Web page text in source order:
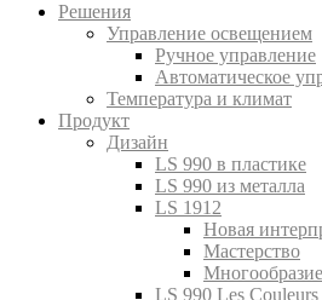
Решения
Управление освещением
Ручное управление
Автоматическое
Температура и климат
Продукт
Дизайн
LS 990 в пластике
LS 990 из металла
LS 1912
Новая
Мастерство
LS 990 Les